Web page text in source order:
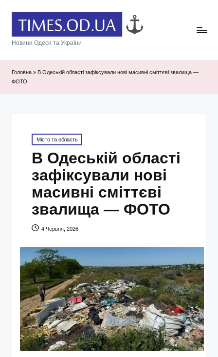
Новини Одеси та України
Головна » В Одеській області зафіксували нові масивні сміттєві звалища —
ФОТО
Posted
in
Місто та область
В Одеській області
зафіксували нові
масивні сміттєві
звалища — ФОТО
4 Червня, 2026